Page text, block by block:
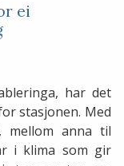
ei
har det
stasjonen. Med
mellom anna til
i klima som gir